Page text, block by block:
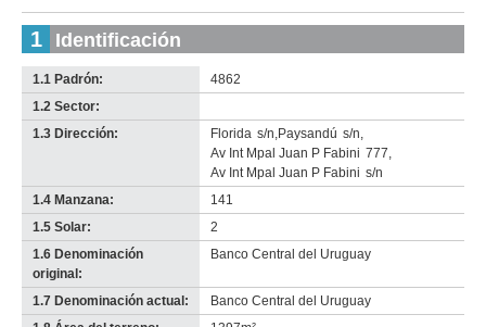
1 Identificación
1.1 Padrón:
4862
1.2 Sector:
no
info-
1.3 Dirección: Florida s/n,Paysandú s/n,
Av Int Mpal Juan P Fabini 777,
Av Int Mpal Juan P Fabini s/n
1.4 Manzana:
141
1.5 Solar:
2
1.6 Denominación
original:
Banco Central del Uruguay
1.7 Denominación actual:
Banco Central del Uruguay